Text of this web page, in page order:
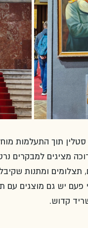
תוך התעלמות
מציגים למבקרים
תצלומים ומתנות
פעם יש גם מוצגים עם
קדוש.